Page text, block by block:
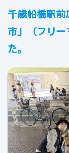
千歳船橋駅前
市」（フリー
た。